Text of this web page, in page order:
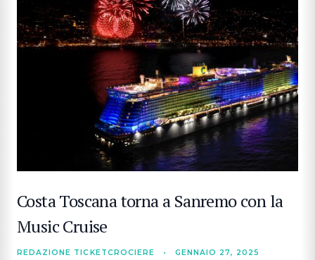
Costa Toscana torna a Sanremo con la
Music Cruise
REDAZIONE TICKETCROCIERE • GENNAIO 27, 2025